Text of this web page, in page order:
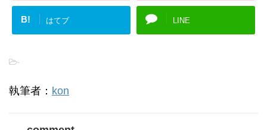
B! はてブ LINE
-
執筆者： kon